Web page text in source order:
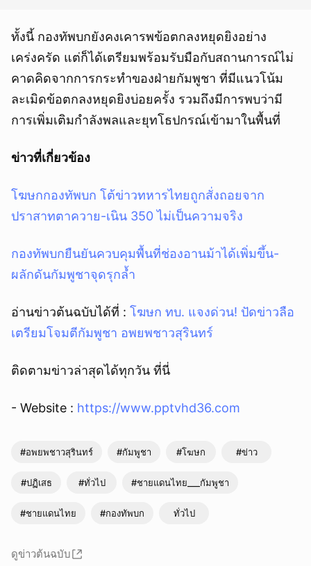
ทั้งนี้ กองทัพบกยังคงเคารพข้อตกลงหยุดยิงอย่าง
เคร่งครัด แต่ก็ได้เตรียมพร้อมรับมือกับสถานการณ์ไม่
คาดคิดจากการกระทำของฝ่ายกัมพูชา ที่มีแนวโน้ม
ละเมิดข้อตกลงหยุดยิงบ่อยครั้ง รวมถึงมีการพบว่ามี
การเพิ่มเติมกำลังพลและยุทโธปกรณ์เข้ามาในพื้นที่
ข่าวที่เกี่ยวข้อง
โฆษกกองทัพบก โต้ข่าวทหารไทยถูกสั่งถอยจาก
ปราสาทตาควาย-เนิน 350 ไม่เป็นความจริง
กองทัพบกยืนยันควบคุมพื้นที่ช่องอานม้าได้เพิ่มขึ้น-
ผลักดันกัมพูชาจุดรุกล้ำ
อ่านข่าวต้นฉบับได้ที่ : โฆษก ทบ. แจงด่วน! ปัดข่าวลือ
เตรียมโจมตีกัมพูชา อพยพชาวสุรินทร์
ติดตามข่าวล่าสุดได้ทุกวัน ที่นี่
- Website : https://www.pptvhd36.com
#อพยพชาวสุรินทร์ #กัมพูชา #โฆษก #ข่าว
#ปฏิเสธ #ทั่วไป #ชายแดนไทย___กัมพูชา
#ชายแดนไทย #กองทัพบก ทั่วไป
ดูข่าวต้นฉบับ